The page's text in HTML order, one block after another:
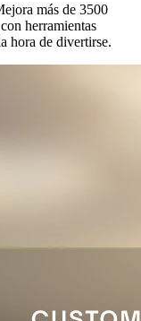
más de 3500
con herramientas
hora de divertirse.